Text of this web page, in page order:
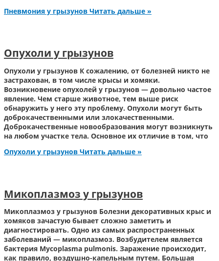
Пневмония у грызунов Читать дальше »
Опухоли у грызунов
Опухоли у грызунов К сожалению, от болезней никто не
застрахован, в том числе крысы и хомяки.
Возникновение опухолей у грызунов — довольно частое
явление. Чем старше животное, тем выше риск
обнаружить у него эту проблему. Опухоли могут быть
доброкачественными или злокачественными.
Доброкачественные новообразования могут возникнуть
на любом участке тела. Основное их отличие в том, что
Опухоли у грызунов Читать дальше »
Микоплазмоз у грызунов
Микоплазмоз у грызунов Болезни декоративных крыс и
хомяков зачастую бывает сложно заметить и
диагностировать. Одно из самых распространенных
заболеваний — микоплазмоз. Возбудителем является
бактерия Mycoplasma pulmonis. Заражение происходит,
как правило, воздушно-капельным путем. Большая